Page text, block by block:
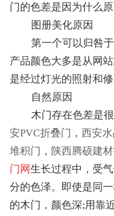
门的色差是因为什么
图册美化原因
第一个可以归咎
产品颜色大多是从网
是经过灯光的照射和
自然原因
木门存在色差是
安PVC折叠门 ，西安
堆积门 ， 陕西腾硕建
门网生长过程中，受
分的色泽。即使是同
的木门，颜色深;用靠